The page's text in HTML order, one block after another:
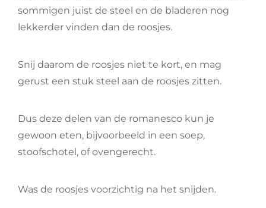
sommigen juist de steel en de bladeren nog
lekkerder vinden dan de roosjes.
Snij daarom de roosjes niet te kort, en mag
gerust een stuk steel aan de roosjes zitten.
Dus deze delen van de romanesco kun je
gewoon eten, bijvoorbeeld in een soep,
stoofschotel, of ovengerecht.
Was de roosjes voorzichtig na het snijden.